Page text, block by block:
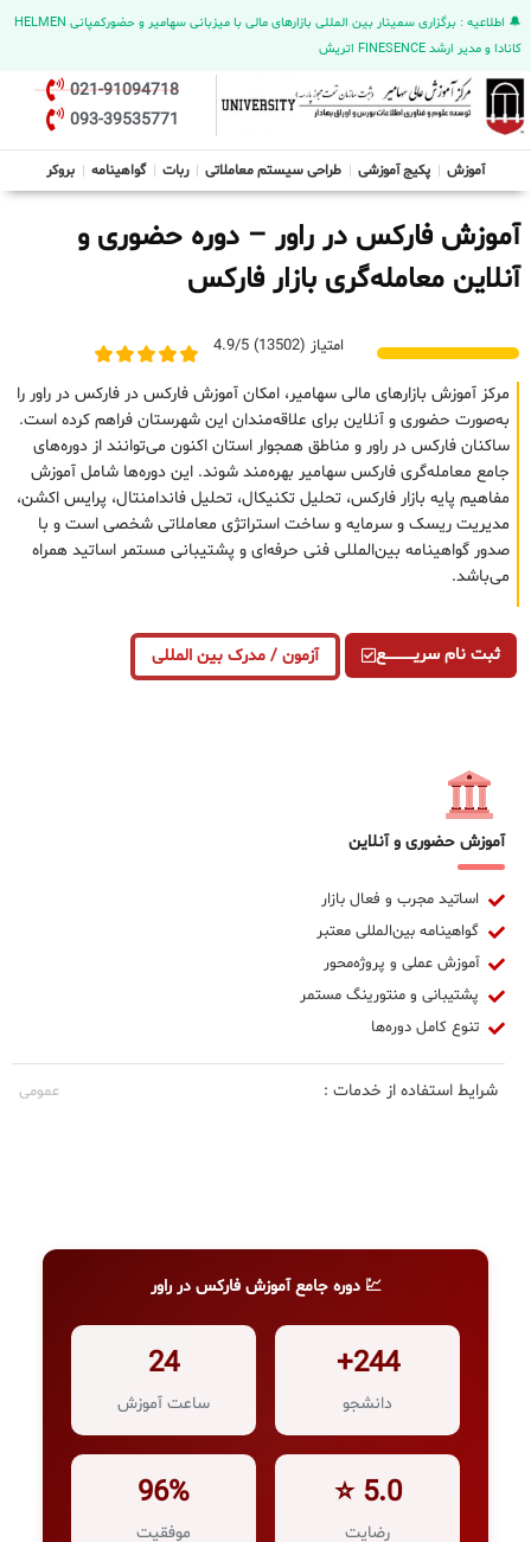
🔔 اطلاعیه : برگزاری سمینار بین المللی بازارهای مالی با میزبانی سهامیر و حضورکمپانی HELMEN
کانادا و مدیر ارشد FINESENCE اتریش
021-91094718
093-39535771
آموزش پکیج آموزشی طراحی سیستم معاملاتی ربات گواهینامه بروکر
آموزش فارکس در راور – دوره حضوری و
آنلاین معامله‌گری بازار فارکس
امتیاز (13502) 4.9/5
مرکز آموزش بازارهای مالی سهامیر، امکان آموزش فارکس در فارکس در راور را
به‌صورت حضوری و آنلاین برای علاقه‌مندان این شهرستان فراهم کرده است.
ساکنان فارکس در راور و مناطق همجوار استان اکنون می‌توانند از دوره‌های
جامع معامله‌گری فارکس سهامیر بهره‌مند شوند. این دوره‌ها شامل آموزش
مفاهیم پایه بازار فارکس، تحلیل تکنیکال، تحلیل فاندامنتال، پرایس اکشن،
مدیریت ریسک و سرمایه و ساخت استراتژی معاملاتی شخصی است و با
صدور گواهینامه بین‌المللی فنی حرفه‌ای و پشتیبانی مستمر اساتید همراه
می‌باشد.
ثبت نام سریــــــــــــع آزمون / مدرک بین المللی
آموزش حضوری و آنلاین
اساتید مجرب و فعال بازار
گواهینامه بین‌المللی معتبر
آموزش عملی و پروژه‌محور
پشتیبانی و منتورینگ مستمر
تنوع کامل دوره‌ها
شرایط استفاده از خدمات : عمومی
💹 دوره جامع آموزش فارکس در راور
244+
دانشجو
24
ساعت آموزش
5.0 ⭐
رضایت
96%
موفقیت